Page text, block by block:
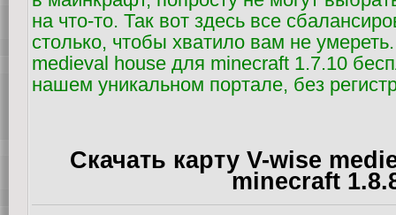
на что-то. Так вот здесь все
столько, чтобы хватило вам не
medieval house для minecraft 1.7.10
нашем уникальном портале, без
Скачать карту V-wise
minecraft